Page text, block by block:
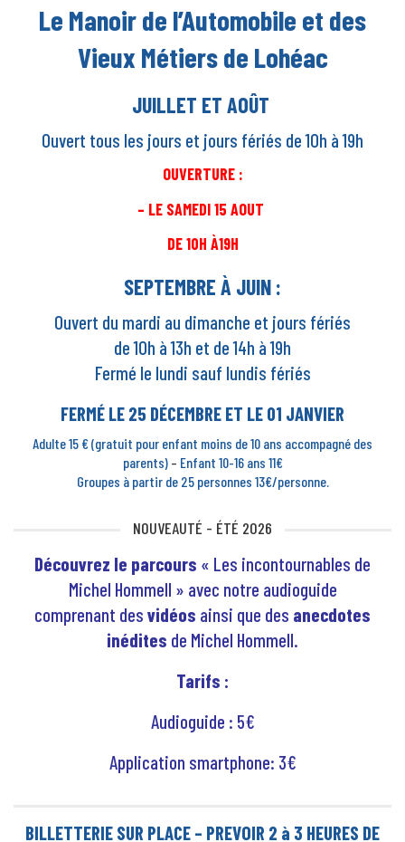
Le Manoir de l’Automobile et des
Vieux Métiersde Lohéac
JUILLET ET AOÛT
Ouvert tous les jours et jours fériés de 10h à 19h
OUVERTURE :
– LE SAMEDI 15 AOUT
DE 10H À19H
SEPTEMBRE À JUIN :
Ouvert du mardi au dimanche et jours fériés
de 10h à 13h et de 14h à 19h
Fermé le lundi sauf lundis fériés
FERMÉ LE 25 DÉCEMBRE ET LE 01 JANVIER
Adulte 15 € (gratuit pour enfant moins de 10 ans accompagné des
parents)– Enfant 10-16 ans 11€
Groupes à partir de 25 personnes 13€/personne.
NOUVEAUTÉ - ÉTÉ 2026
Découvrez le parcours « Les incontournables de
Michel Hommell » avec notre audioguide
comprenant des vidéos ainsi que des anecdotes
inédites de Michel Hommell.
Tarifs :
Audioguide : 5€
Application smartphone: 3€
BILLETTERIE SUR PLACE – PREVOIR 2 à 3 HEURES DE